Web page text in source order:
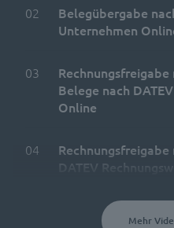
02
Belegübergabe
Unternehmen
03
Belege nach
Online
04
DATEV
Mehr